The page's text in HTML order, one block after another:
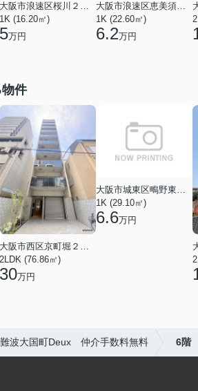
大阪市浪速区桜川２丁目
1K (16.20㎡)
5万円
大阪市浪速区恵美須西３丁目
1K (22.60㎡)
6.2万円
件
大阪市西区京町堀２丁目
2LDK (76.86㎡)
30万円
大阪市城東区鴫野東３丁目
1K (29.10㎡)
6.6万円
波大国町Deux 仲介手数料無料 6階